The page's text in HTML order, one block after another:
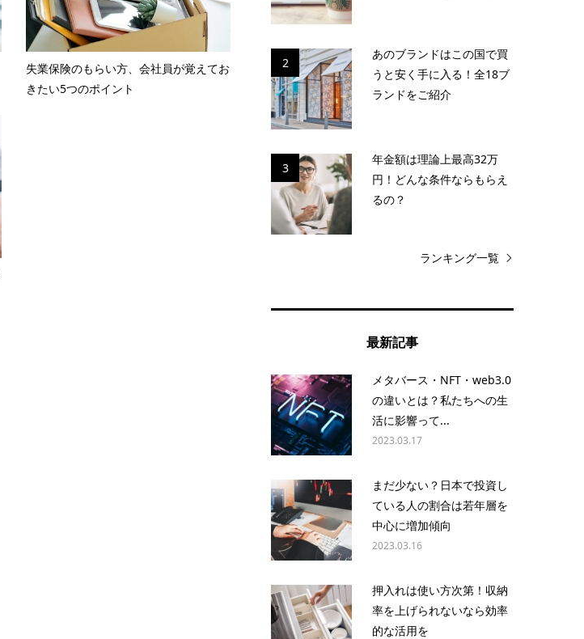
失業保険のもらい方、会社員が覚えてお
きたい5つのポイント
2
あのブランドはこの国で買
うと安く手に入る！全18ブ
ランドをご紹介
3
年金額は理論上最高32万
円！どんな条件ならもらえ
るの？
ランキング一覧
最新記事
メタバース・NFT・web3.0
の違いとは？私たちへの生
活に影響って...
2023.03.17
まだ少ない？日本で投資し
ている人の割合は若年層を
中心に増加傾向
2023.03.16
押入れは使い方次第！収納
率を上げられないなら効率
的な活用を